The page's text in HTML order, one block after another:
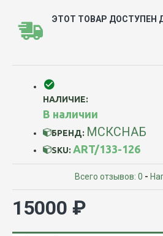
ЭТОТ ТОВАР ДОСТУПЕН
НАЛИЧИЕ:
В наличии
БРЕНД: МСКСНАБ
SKU: ART/133-126
Всего отзывов: 0 -
15000 ₽